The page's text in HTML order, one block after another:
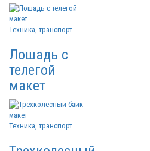
Техника, транспорт
Лошадь с
телегой
макет
Техника, транспорт